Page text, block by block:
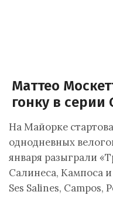
Маттео
гонку в серии
На Майорке
однодневных
января разыграли
Салинеса, Кампоса
Ses Salines,